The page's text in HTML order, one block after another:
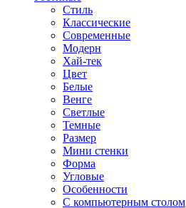
Стиль
Классические
Современные
Модерн
Хай-тек
Цвет
Белые
Венге
Светлые
Темные
Размер
Мини стенки
Форма
Угловые
Особенности
С компьютерным столом